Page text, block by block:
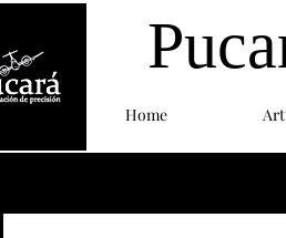
Home